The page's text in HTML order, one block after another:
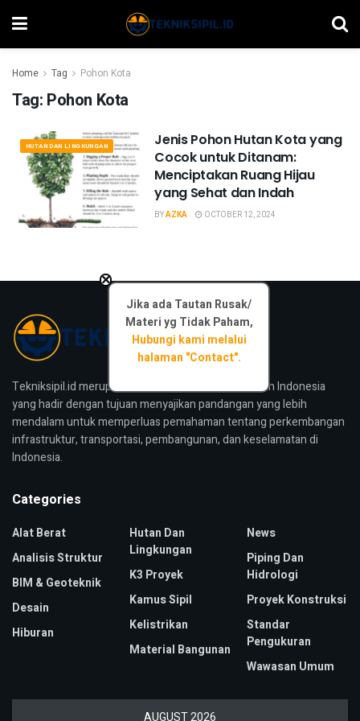
Home Tag Pohon Kota
Tag: Pohon Kota
HUTAN DAN LINGKUNGAN
Jenis Pohon Hutan Kota yang
Cocok untuk Ditanam:
Menciptakan Ruang Hijau
yang Sehat dan Indah
BYAZKA OCTOBER 12, 2024
Tekniksipil.id merupakan media konstruksi bangunan Indonesia
yang hadir dengan tujuan menyajikan pandangan yang lebih
mendalam untuk memperluas pemahaman tentang perkembangan
infrastruktur, transportasi, pembangunan, dan keselamatan di
Indonesia.
Jika ada Tautan Rusak/
Materi yg Tidak Paham,
Hubungi kami melalui
halaman "Contact".
×
Categories
Alat Berat
Analisis Struktur
BIM & Geoteknik
Desain
Hiburan
Hutan Dan
Lingkungan
K3 Proyek
Kamus Sipil
Kelistrikan
Material Bangunan
News
Piping Dan
Hidrologi
Proyek Konstruksi
Standar
Pengukuran
Wawasan Umum
AUGUST 2026